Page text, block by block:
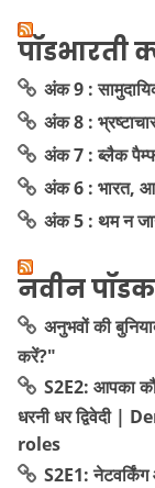
पॉडभारती
अंक 9 :
अंक 8 :
अंक 7 : ब्लैक
अंक 6 : भारत,
अंक 5 : थम न
नवीन
अनुभवों की
करें?"
S2E2: आपका
धरनी धर द्विवेदी
roles
S2E1: